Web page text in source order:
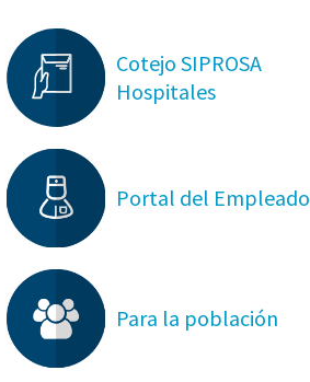
Cotejo SIPROSA
Hospitales
Portal del Empleado
Para la población